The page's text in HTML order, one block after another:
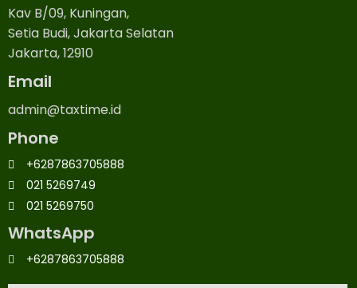
Kav B/09, Kuningan,
Setia Budi, Jakarta Selatan
Jakarta, 12910
Email
admin@taxtime.id
Phone
+6287863705888
021 5269749
021 5269750
WhatsApp
+6287863705888